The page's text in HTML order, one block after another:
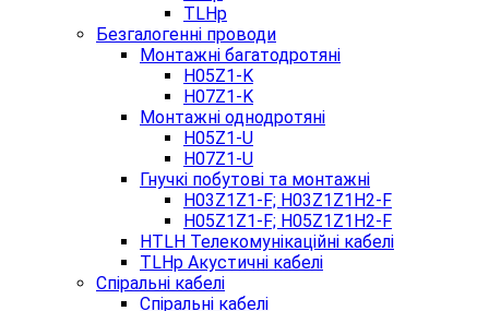
TLHp
Безгалогенні проводи
Монтажні багатодротяні
H05Z1-K
H07Z1-K
Монтажні однодротяні
H05Z1-U
H07Z1-U
Гнучкі побутові та монтажні
H03Z1Z1-F; H03Z1Z1H2-F
H05Z1Z1-F; H05Z1Z1H2-F
HTLH Телекомунікаційні кабелі
TLHp Акустичні кабелі
Спіральні кабелі
Спіральні кабелі